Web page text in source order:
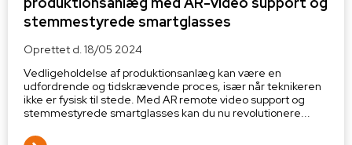
stemmestyrede smartglasses
Oprettet d.18/05 2024
Vedligeholdelse af produktionsanlæg kan være en
udfordrende og tidskrævende proces, især når teknikeren
ikke er fysisk til stede. Med AR remote video support og
stemmestyrede smartglasses kan du nu revolutionere...